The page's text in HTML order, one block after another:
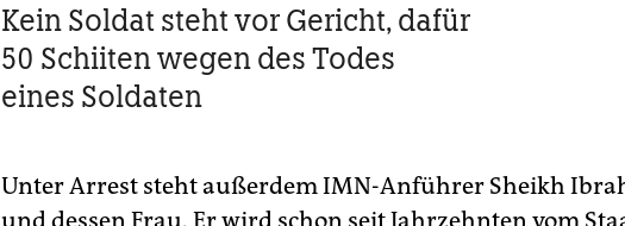
Kein Soldat steht vor Gericht, dafür
50 Schiiten wegen des Todes
eines Soldaten
Unter Arrest steht außerdem IMN-Anführer Sheikh
und dessen Frau. Er wird schon seit Jahrzehnten vom